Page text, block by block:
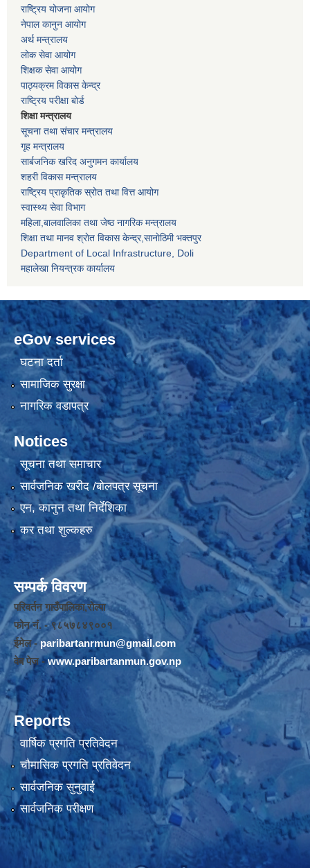
राष्ट्रिय योजना आयोग
नेपाल कानुन आयोग
अर्थ मन्त्रालय
लोक सेवा आयोग
शिक्षक सेवा आयोग
पाठ्यक्रम विकास केन्द्र
राष्ट्रिय परीक्षा बोर्ड
शिक्षा मन्त्रालय
सूचना तथा संचार मन्त्रालय
गृह मन्त्रालय
सार्बजनिक खरिद अनुगमन कार्यालय
शहरी विकास मन्त्रालय
राष्ट्रिय प्राकृतिक स्रोत तथा वित्त आयोग
स्वास्थ्य सेवा विभाग
महिला,बालवालिका तथा जेष्ठ नागरिक मन्त्रालय
शिक्षा तथा मानव श्राेत विकास केन्द्र,सानाेठिमी भक्तपुर
Department of Local Infrastructure, Doli
महालेखा नियन्त्रक कार्यालय
eGov services
घटना दर्ता
सामाजिक सुरक्षा
नागरिक वडापत्र
Notices
सूचना तथा समाचार
सार्वजनिक खरीद /बोलपत्र सूचना
एन, कानुन तथा निर्देशिका
कर तथा शुल्कहरु
सम्पर्क विवरण
परिवर्तन गाउँपालिका,रोल्पा
फोन नंं. - ९८५७८४९००१
ईमेल -paribartanrmun@gmail.com
वेब पेज -www.paribartanmun.gov.np
Reports
वार्षिक प्रगति प्रतिवेदन
चौमासिक प्रगति प्रतिवेदन
सार्वजनिक सुनुवाई
सार्वजनिक परीक्षण